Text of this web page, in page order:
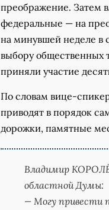
преображение. Затем
федеральные — на
на минувшей неделе в
выбору общественных
приняли участие
По словам вице-
приводят в порядок
дорожки, памятные
Владимир
областной Думы:
— Могу привести